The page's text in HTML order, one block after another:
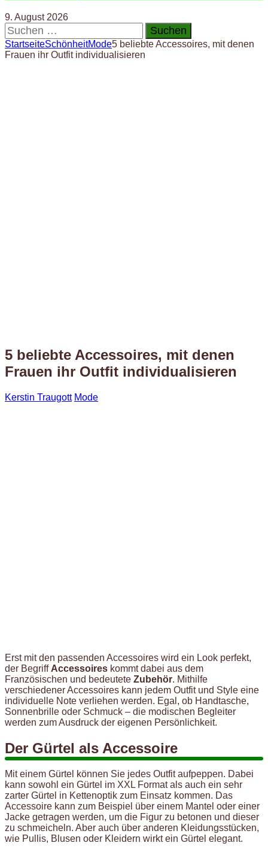
9. August 2026
Suchen
nach:
StartseiteSchönheitMode5 beliebte Accessoires, mit denen
Frauen ihr Outfit individualisieren
5 beliebte Accessoires, mit denen
Frauen ihr Outfit individualisieren
Kerstin Traugott Mode
Erst mit den passenden Accessoires wird ein Look perfekt,
der Begriff Accessoires kommt dabei aus dem
Französischen und bedeutete Zubehör. Mithilfe
verschiedener Accessoires kann jedem Outfit und Style eine
individuelle Note verliehen werden. Egal, ob Handtasche,
Sonnenbrille oder Schmuck – die modischen Begleiter
werden zum Ausdruck der eigenen Persönlichkeit.
Der Gürtel als Accessoire
Mit einem Gürtel können Sie jedes Outfit aufpeppen. Dabei
kann sowohl ein Gürtel im XXL Format als auch ein sehr
zarter Gürtel in Kettenoptik zum Einsatz kommen. Das
Accessoire kann zum Beispiel über einem Mantel oder einer
Jacke getragen werden, um die Figur zu betonen und dieser
zu schmeicheln. Aber auch über anderen Kleidungsstücken,
wie Pullis, Blusen oder Kleidern wirkt ein Gürtel elegant.